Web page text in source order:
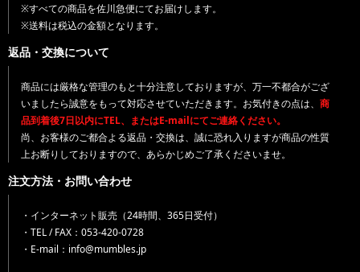
※すべての商品を佐川急便にてお届けします。
※送料は税込の金額となります。
返品・交換について
商品には厳格な管理のもと十分注意しておりますが、万一不都合がござ
いましたら誠意をもって対応させていただきます。お気付きの点は、 商
品到着後7日以内にTEL、またはE-mailにてご連絡ください。
尚、お客様のご都合よる返品・交換は、誠に恐れ入りますが商品の性質
上お断りしておりますので、あらかじめご了承くださいませ。
注文方法・お問い合わせ
・インターネット販売（24時間、365日受付）
・TEL / FAX：053-420-0728
・E-mail：info@mumbles.jp